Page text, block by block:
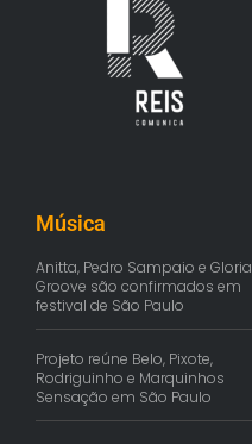
Música
Anitta, Pedro Sampaio e Gloria
Groove são confirmados em
festival de São Paulo
Projeto reúne Belo, Pixote,
Rodriguinho e Marquinhos
Sensação em São Paulo